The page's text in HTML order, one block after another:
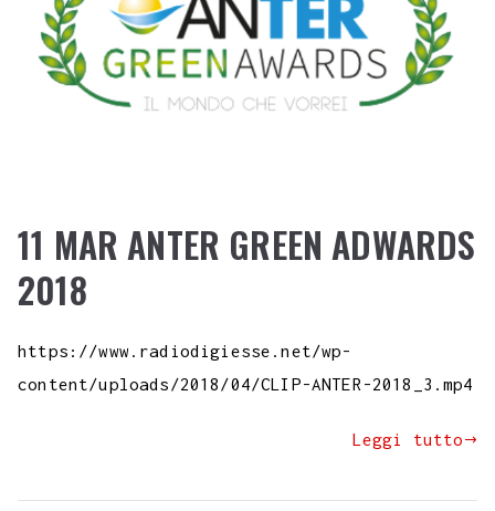
11 MAR ANTER GREEN ADWARDS
2018
https://www.radiodigiesse.net/wp-
content/uploads/2018/04/CLIP-ANTER-2018_3.mp4
Leggi tutto